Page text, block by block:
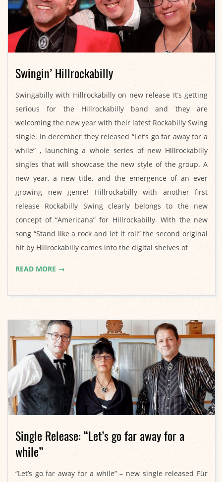
Swingin’ Hillrockabilly
2021-
01-
01
Swingabilly with Hillrockabilly on new release It’s getting
serious for the Hillrockabilly band and they are
welcoming the new year with their latest Rockabilly Swing
single. In december they released “Let’s go far away for a
while” , launching a whole series of new Hillrockabilly
singles that will showcase the new style of the group. A
new year, a new title, and the emergence of an ever
growing new genre! Hillrockabilly with another first
release Rockabilly Swing clearly belongs to the new
concept of “Americana” for Hillrockabilly. With the new
song “Stand like a rock and let it roll” the second original
hit by Hillrockabilly comes into the digital shelves of
READ MORE →
Single Release: “Let’s go far away for a
while”
2020-
“Let’s go far away for a while” – new single released Für